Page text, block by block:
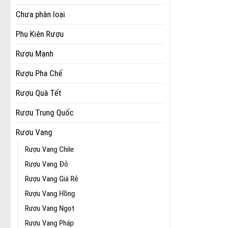
Chưa phân loại
Phụ Kiện Rượu
Rượu Mạnh
Rượu Pha Chế
Rượu Quà Tết
Rượu Trung Quốc
Rượu Vang
Rượu Vang Chile
Rượu Vang Đỏ
Rượu Vang Giá Rẻ
Rượu Vang Hồng
Rượu Vang Ngọt
Rượu Vang Pháp